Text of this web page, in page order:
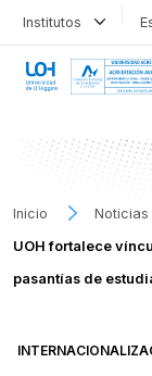
Institutos
Inicio
Noticias
UOH fortalece
pasantías de